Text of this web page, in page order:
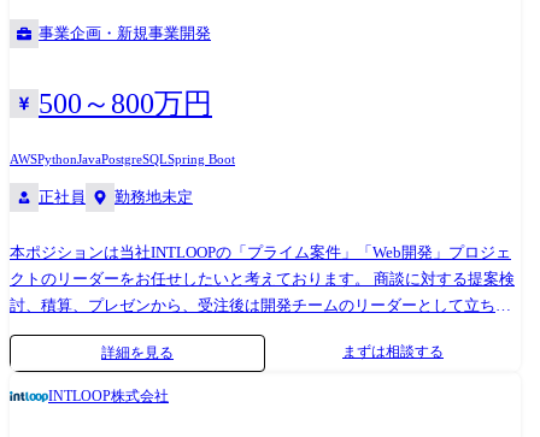
auth0, sendgrid, github gas(google apps script) slack, zoom, zendesk
chatgpt,claude,copilot
事業企画・新規事業開発
500～800万円
AWSPythonJavaPostgreSQLSpring Boot
正社員 勤務地未定
本ポジションは当社INTLOOPの「プライム案件」「Web開発」プロジェ
クトのリーダーをお任せしたいと考えております。 商談に対する提案検
討、積算、プレゼンから、受注後は開発チームのリーダーとして立ち上
げ、進行管理、品質管理などプロジェクトを推進していただきます。 ※
こちらのポジションは札幌拠点が担っておりますが、リモート求人のた
め、札幌近郊にお住まいでない方でもご応募が可能です。 <業務詳細> 受
詳細を見る まずは相談する
INTLOOP株式会社